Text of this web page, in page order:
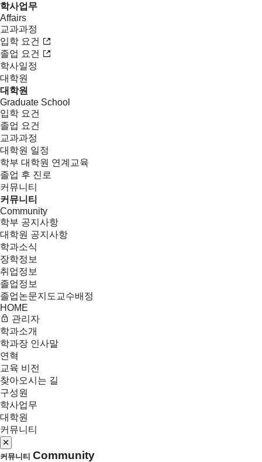
학사업무
Affairs
교과과정
입학 요건
졸업 요건
학사일정
대학원
대학원
Graduate School
입학 요건
졸업 요건
교과과정
대학원 일정
학부 대학원 연계교육
졸업 후 진로
커뮤니티
커뮤니티
Community
학부 공지사항
대학원 공지사항
학과소식
장학정보
취업정보
졸업정보
졸업논문지도교수배정
HOME
관리자
학과소개
학과장 인사말
연혁
교육 비전
찾아오시는 길
구성원
학사업무
대학원
커뮤니티
커뮤니티 Community